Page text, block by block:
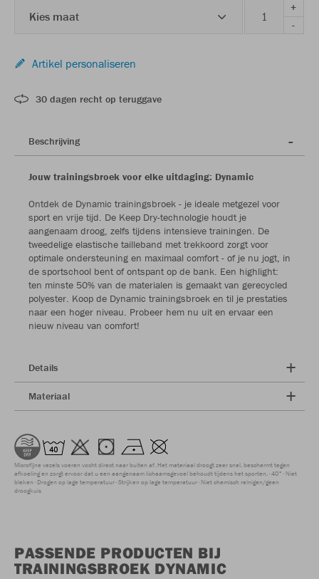
Kies maat
+
-
Artikel personaliseren
30 dagen recht op teruggave
Beschrijving
Jouw trainingsbroek voor elke uitdaging: Dynamic
Ontdek de Dynamic trainingsbroek - je ideale metgezel voor
sport en vrije tijd. De Keep Dry-technologie houdt je
aangenaam droog, zelfs tijdens intensieve trainingen. De
tweedelige elastische tailleband met trekkoord zorgt voor
optimale ondersteuning en maximaal comfort - of je nu jogt, in
de sportschool bent of ontspant op de bank. Een highlight:
ten minste 50% van de materialen is gemaakt van gerecycled
polyester. Koop de Dynamic trainingsbroek en til je prestaties
naar een hoger niveau. Probeer hem nu uit en ervaar een
nieuw niveau van comfort!
Details
Materiaal
Microfijne vezels voeren vocht direct naar buiten af. Het materiaal droogt zeer snel, beschermt tegen
afkoeling en zorgt ervoor dat u een aangenaam lichaamsgevoel behoudt tijdens het sporten. 40° Niet
bleken Drogen op lage temperatuur Strijken op lage temperatuur Niet chemisch reinigen/geen
droogkuis
PASSENDE PRODUCTEN BIJ
TRAININGSBROEK DYNAMIC